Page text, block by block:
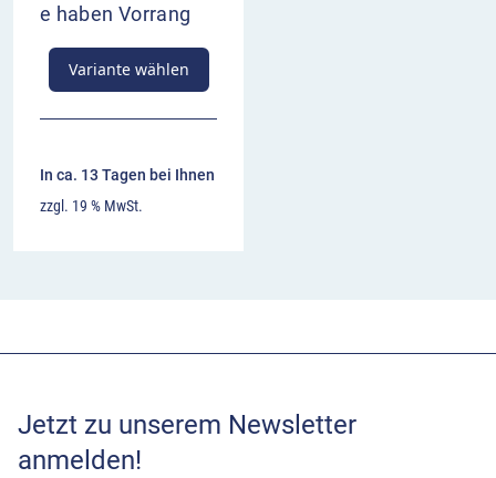
e haben Vorrang
Variante wählen
In ca. 13 Tagen bei Ihnen
zzgl. 19 % MwSt.
Jetzt zu unserem Newsletter
anmelden!